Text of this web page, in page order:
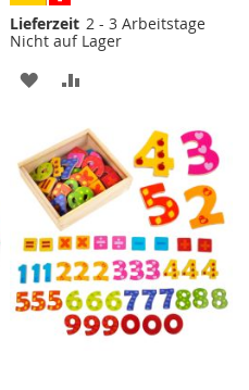
Lieferzeit 2 - 3 Arbeitstage
Nicht auf Lager
ZUR
HINZUFÜGEN
HINZUFÜGEN